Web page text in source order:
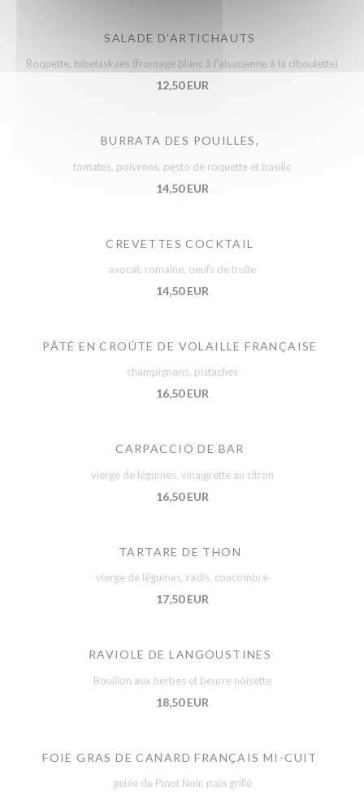
SALADE D’ARTICHAUTS
Roquette, bibelaskaes (fromage blanc à l’alsacienne à la ciboulette)
12,50 EUR
BURRATA DES POUILLES,
tomates, poivrons, pesto de roquette et basilic
14,50 EUR
CREVETTES COCKTAIL
avocat, romaine, oeufs de truite
14,50 EUR
PÂTÉ EN CROÛTE DE VOLAILLE FRANÇAISE
champignons, pistaches
16,50 EUR
CARPACCIO DE BAR
vierge de légumes, vinaigrette au citron
16,50 EUR
TARTARE DE THON
vierge de légumes, radis, concombre
17,50 EUR
RAVIOLE DE LANGOUSTINES
Bouillon aux herbes et beurre noisette
18,50 EUR
FOIE GRAS DE CANARD FRANÇAIS MI-CUIT
gelée de Pinot Noir, pain grillé